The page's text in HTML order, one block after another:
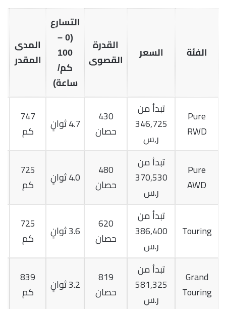
الفئة السعر
القدرة
القصوى
التسارع
(0 –
100
كم/
ساعة)
المدى
المقدر
Pure
RWD
تبدأ من
346,725
ر,س
430
حصان
4.7 ثوانٍ
747
كم
Pure
AWD
تبدأ من
370,530
ر.س
480
حصان
4.0 ثوانٍ
725
كم
Touring
تبدأ من
386,400
ر.س
620
حصان
3.6 ثوانٍ
725
كم
Grand
Touring
تبدأ من
581,325
ر.س
819
حصان
3.2 ثوانٍ
839
كم